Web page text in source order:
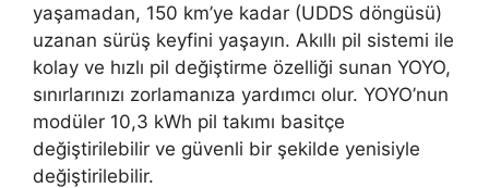
yaşamadan, 150 km’ye kadar (UDDS döngüsü)
uzanan sürüş keyfini yaşayın. Akıllı pil sistemi ile
kolay ve hızlı pil değiştirme özelliği sunan YOYO,
sınırlarınızı zorlamanıza yardımcı olur. YOYO’nun
modüler 10,3 kWh pil takımı basitçe
değiştirilebilir ve güvenli bir şekilde yenisiyle
değiştirilebilir.